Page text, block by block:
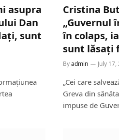
asupra
Dan
sunt
Cristina
„Guvernul
în colaps,
sunt lăsați
Byadmin July
„Cei care
Greva din
impuse de